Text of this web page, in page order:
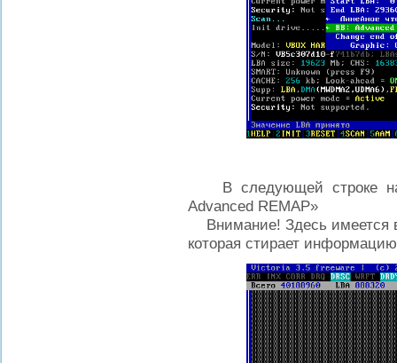
В следующей строке
Advanced REMAP»
Внимание! Здесь имеется
которая стирает